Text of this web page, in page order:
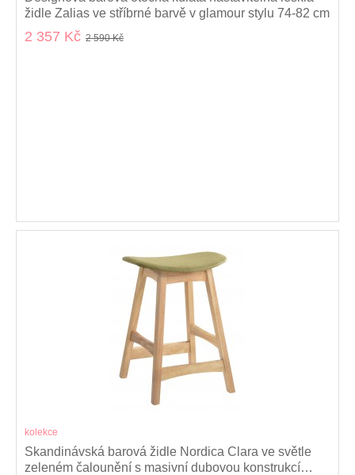
židle Zalias ve stříbrné barvě v glamour stylu 74-82 cm
2 357 Kč 2 590 Kč
kolekce
Skandinávská barová židle Nordica Clara ve světle
zeleném čalounění s masivní dubovou konstrukcí